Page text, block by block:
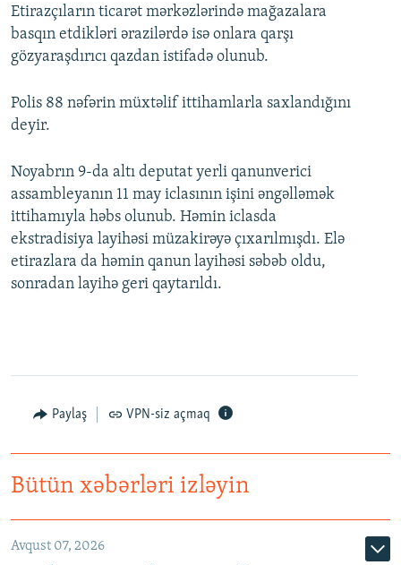
Etirazçıların ticarət mərkəzlərində mağazalara
basqın etdikləri ərazilərdə isə onlara qarşı
gözyaraşdırıcı qazdan istifadə olunub.
Polis 88 nəfərin müxtəlif ittihamlarla saxlandığını
deyir.
Noyabrın 9-da altı deputat yerli qanunverici
assambleyanın 11 may iclasının işini əngəlləmək
ittihamıyla həbs olunub. Həmin iclasda
ekstradisiya layihəsi müzakirəyə çıxarılmışdı. Elə
etirazlara da həmin qanun layihəsi səbəb oldu,
sonradan layihə geri qaytarıldı.
Paylaş VPN-siz açmaq
Bütün xəbərləri izləyin
Avqust 07, 2026